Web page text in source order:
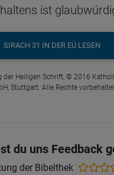
ist
SIRACH 31 IN DER EÜ LESEN
der Heiligen Schrift, © 2016
Stuttgart. Alle Rechte
du uns Feedback
der Bibelthek